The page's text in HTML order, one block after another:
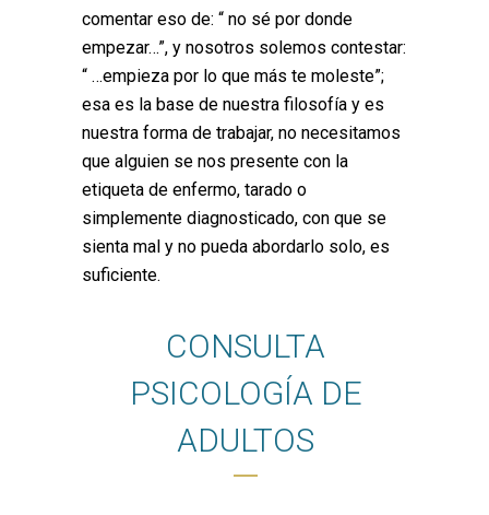
comentar eso de: “ no sé por donde
empezar…”, y nosotros solemos contestar:
“ …empieza por lo que más te moleste”;
esa es la base de nuestra filosofía y es
nuestra forma de trabajar, no necesitamos
que alguien se nos presente con la
etiqueta de enfermo, tarado o
simplemente diagnosticado, con que se
sienta mal y no pueda abordarlo solo, es
suficiente.
CONSULTA
PSICOLOGÍA DE
ADULTOS